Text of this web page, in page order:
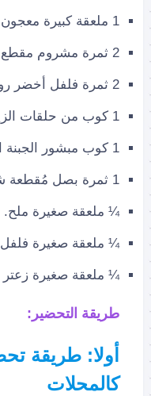
1 ملعقة كبيرة معجون طماطم/ كاتشب.
2 ثمرة مشروم مقطع شرائح.
2 ثمرة فلفل أخضر رومي حار مُقطع شرائح.
1 كوب من حلقات الزيتون الأسود/ الأخضر.
1 كوب مبشور الجبنة الموتزاريلا.
1 ثمرة بصل مُقطعة شرائح رفيعة.
¼ ملعقة صغيرة ملح.
¼ ملعقة صغيرة
¼ ملعقة صغيرة
طريقة التحضير:
أولا: طريقة
كالمحلات